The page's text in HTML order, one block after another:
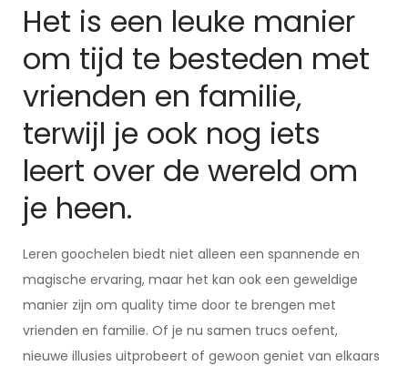
Het is een leuke manier
om tijd te besteden met
vrienden en familie,
terwijl je ook nog iets
leert over de wereld om
je heen.
Leren goochelen biedt niet alleen een spannende en
magische ervaring, maar het kan ook een geweldige
manier zijn om quality time door te brengen met
vrienden en familie. Of je nu samen trucs oefent,
nieuwe illusies uitprobeert of gewoon geniet van elkaars